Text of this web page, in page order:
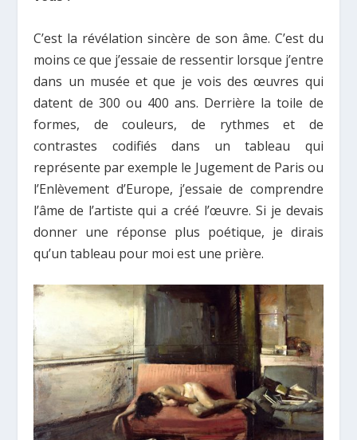
C’est la révélation sincère de son âme. C’est du
moins ce que j’essaie de ressentir lorsque j’entre
dans un musée et que je vois des œuvres qui
datent de 300 ou 400 ans. Derrière la toile de
formes, de couleurs, de rythmes et de
contrastes codifiés dans un tableau qui
représente par exemple le Jugement de Paris ou
l’Enlèvement d’Europe, j’essaie de comprendre
l’âme de l’artiste qui a créé l’œuvre. Si je devais
donner une réponse plus poétique, je dirais
qu’un tableau pour moi est une prière.